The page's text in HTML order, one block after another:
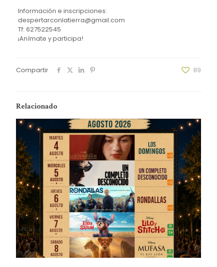
Información e inscripciones:
despertarconlatierra@gmail.com
Tf: 627522545
¡Anímate y participa!
Compartir 89
Relacionado